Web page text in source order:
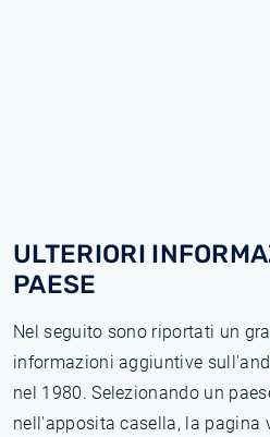
ULTERIORI
PAESE
Nel seguito sono riportati un
informazioni aggiuntive
nel 1980. Selezionando un
nell'apposita casella, la pagina